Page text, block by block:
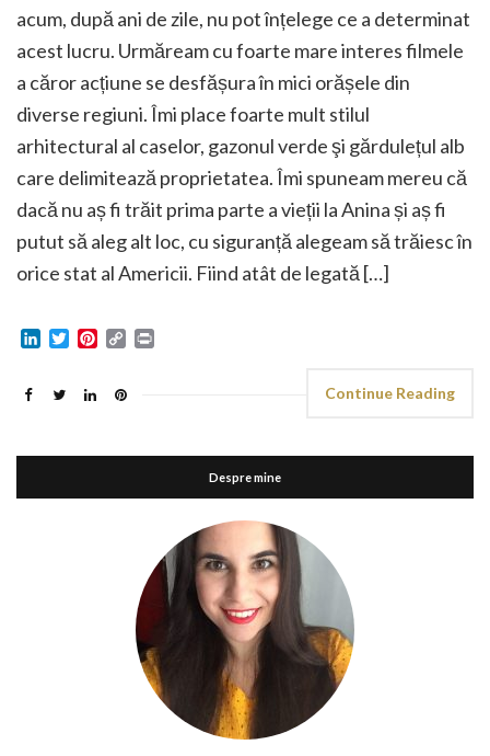
acum, după ani de zile, nu pot înțelege ce a determinat
acest lucru. Urmăream cu foarte mare interes filmele
a căror acțiune se desfășura în mici orășele din
diverse regiuni. Îmi place foarte mult stilul
arhitectural al caselor, gazonul verde şi gărdulețul alb
care delimitează proprietatea. Îmi spuneam mereu că
dacă nu aș fi trăit prima parte a vieții la Anina și aș fi
putut să aleg alt loc, cu siguranță alegeam să trăiesc în
orice stat al Americii. Fiind atât de legată […]
LinkedInTwitterPinterest
Copy
Continue Reading
Despre mine